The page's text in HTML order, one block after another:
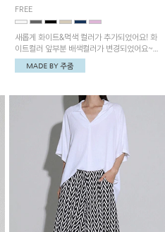
FREE
새롭게 화이트&먹색 컬러가 추가되었어요! 화
이트컬러 앞부분 배색컬러가 변경되었어요~
중앙 린넨배색으로 유니크하면서 페이즐리 패
턴으로 감각적인 분위기를 연출이 가능한 티셔